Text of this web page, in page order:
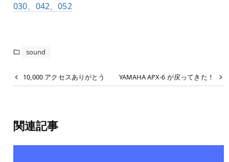
030、042、052
sound
10,000 アクセスありがとう YAMAHA APX-6 が戻ってきた！
関連記事